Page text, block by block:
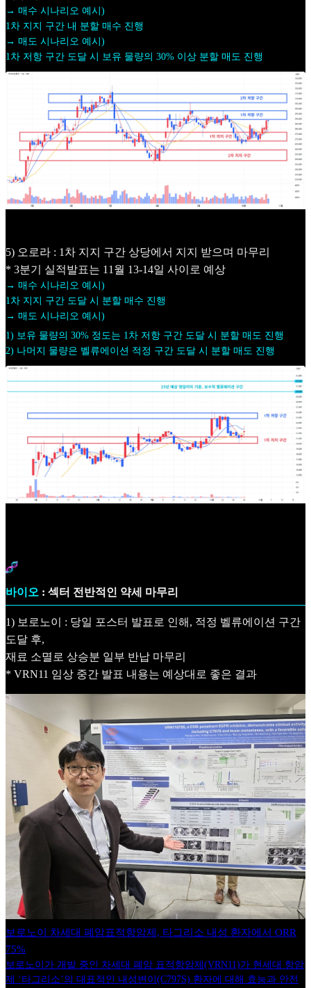
→ 매수 시나리오 예시)
1차 지지 구간 내 분할 매수 진행
→ 매도 시나리오 예시)
1차 저항 구간 도달 시 보유 물량의 30% 이상 분할 매도 진행
5) 오로라 : 1차 지지 구간 상당에서 지지 받으며 마무리
* 3분기 실적발표는 11월 13-14일 사이로 예상
→ 매수 시나리오 예시)
1차 지지 구간 도달 시 분할 매수 진행
→ 매도 시나리오 예시)
1) 보유 물량의 30% 정도는 1차 저항 구간 도달 시 분할 매도 진행
2) 나머지 물량은 벨류에이션 적정 구간 도달 시 분할 매도 진행
바이오 : 섹터 전반적인 약세 마무리
1) 보로노이 : 당일 포스터 발표로 인해, 적정 벨류에이션 구간
도달 후,
재료 소멸로 상승분 일부 반납 마무리
* VRN11 임상 중간 발표 내용는 예상대로 좋은 결과
보로노이 차세대 폐암표적항암제, 타그리소 내성 환자에서 ORR
75%
보로노이가 개발 중인 차세대 폐암 표적항암제(VRN11)가 현세대 항암
제 ‘타그리소’의 대표적인 내성변이(C797S) 환자에 대해 효능과 안전